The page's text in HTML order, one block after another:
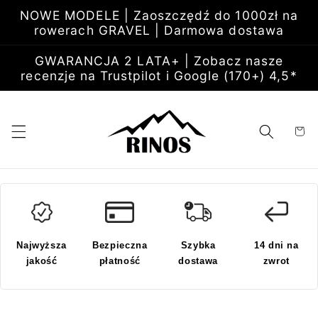
do
treści
NOWE MODELE | Zaoszczędź do 1000zł na
rowerach GRAVEL | Darmowa dostawa
GWARANCJA 2 LATA+ | Zobacz nasze
recenzje na Trustpilot i Google (170+) 4,5*
Koszyk
Najwyższa
jakość
Bezpieczna
płatność
Szybka
dostawa
14 dni na
zwrot